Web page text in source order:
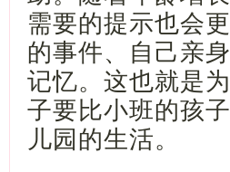
需要的提示也会
的事件、自己亲
记忆。这也就是
子要比小班的孩
儿园的生活。